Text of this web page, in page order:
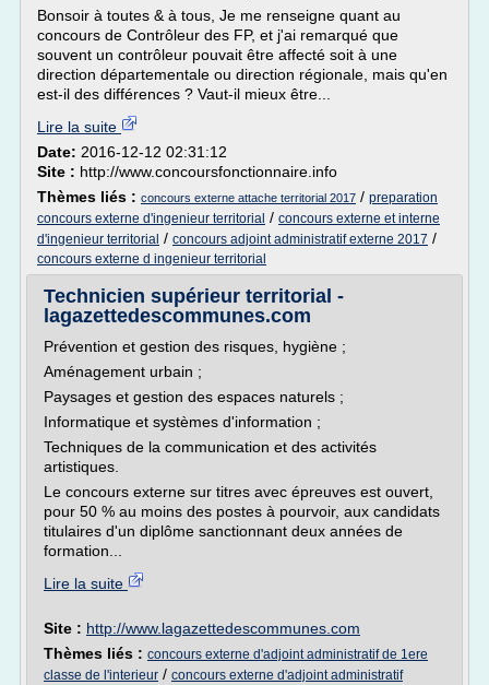
Bonsoir à toutes & à tous, Je me renseigne quant au
concours de Contrôleur des FP, et j'ai remarqué que
souvent un contrôleur pouvait être affecté soit à une
direction départementale ou direction régionale, mais qu'en
est-il des différences ? Vaut-il mieux être...
Lire la suite
Date: 2016-12-12 02:31:12
Site : http://www.concoursfonctionnaire.info
Thèmes liés : concours externe attache territorial 2017 / preparation
concours externe d'ingenieur territorial / concours externe et interne
d'ingenieur territorial / concours adjoint administratif externe 2017 /
concours externe d ingenieur territorial
Technicien supérieur territorial -
lagazettedescommunes.com
Prévention et gestion des risques, hygiène ;
Aménagement urbain ;
Paysages et gestion des espaces naturels ;
Informatique et systèmes d'information ;
Techniques de la communication et des activités
artistiques.
Le concours externe sur titres avec épreuves est ouvert,
pour 50 % au moins des postes à pourvoir, aux candidats
titulaires d'un diplôme sanctionnant deux années de
formation...
Lire la suite
Site : http://www.lagazettedescommunes.com
Thèmes liés : concours externe d'adjoint administratif de 1ere
classe de l'interieur / concours externe d'adjoint administratif